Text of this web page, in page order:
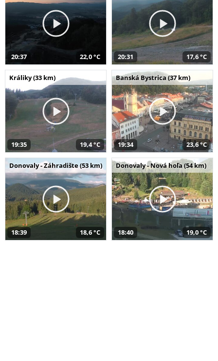
20:37 22,0 °C 20:31 17,6 °C
Králiky (33 km)
19:35 19,4 °C
Banská Bystrica (37 km)
19:34 23,6 °C
Donovaly - Záhradište (53 km)
18:39 18,6 °C
Donovaly - Nová hoľa (54 km)
18:40 19,0 °C